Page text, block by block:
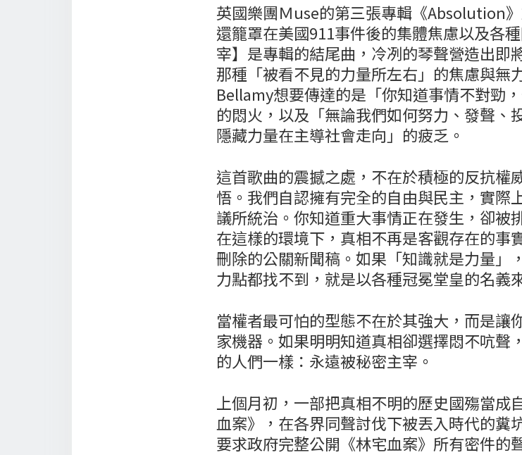
英國樂團Ｍuse的第三張專輯《Absolution
還籠罩在美國911事件後的集體焦慮以及各
宰】是專輯的結尾曲，冷冽的琴聲營造出即
那種「被看不見的力量所左右」的焦慮與
Bellamy想要傳達的是「你知道事情不對勁
的悶火，以及「無論我們如何努力、發聲、
隱藏力量在主導社會走向」的疲乏。
這首歌曲的震撼之處，不在於積極的反抗權
悟。我們自認擁有完全的自由與民主，實際
議所統治。你知道重大事情正在發生，卻被
在這樣的環境下，真相不再是客觀存在的事
刪除的公關新聞稿。如果「知識就是力量」
力點都找不到，就是以各種冠冕堂皇的名義
當權者最可怕的型態不在於其強大，而是讓
家機器。如果明明知道真相卻選擇悶不吭聲
的人們一樣：永遠被秘密主宰。
上個月初，一部把真相不明的歷史國殤當
血案》，在各界同聲討伐下被丟入時代的糞
要求政府完整公開《林宅血案》所有密件的